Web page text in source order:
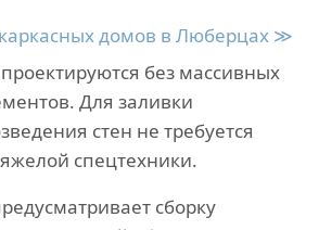
каркасных домов в Люберцах ≫
без массивных
Для заливки
стен не требуется
спецтехники.
сборку